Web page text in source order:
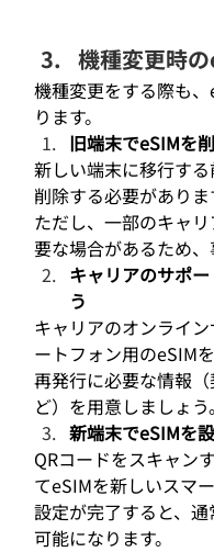
機種変更時
機種変更をする際も
ります。
旧端末でeSIMを
新しい端末に移行す
削除する必要がありま
ただし、一部のキャ
要な場合があるため、
キャリアのサポ
う
キャリアのオンライ
ートフォン用のeSIM
再発行に必要な情報
ど）を用意しましょう。
新端末でeSIMを
QRコードをスキャン
てeSIMを新しいスマ
設定が完了すると、
可能になります。